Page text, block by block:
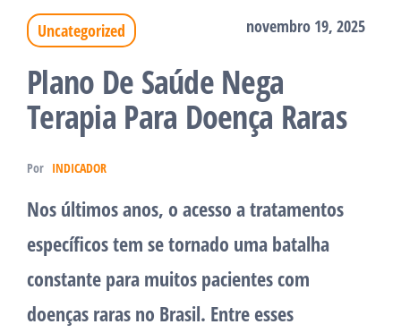
Uncategorized novembro 19, 2025
Plano De Saúde Nega
Terapia Para Doença Raras
Por INDICADOR
Nos últimos anos, o acesso a tratamentos
específicos tem se tornado uma batalha
constante para muitos pacientes com
doenças raras no Brasil. Entre esses